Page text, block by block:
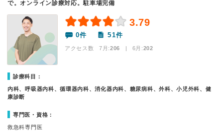
で。オンライン診療対応。駐車場完備
3.79
0件 51件
アクセス数 7月:206 | 6月:202
診療科目：
内科、呼吸器内科、循環器内科、消化器内科、糖尿病科、外科、小児外科、健
康診断
専門医・資格：
救急科専門医